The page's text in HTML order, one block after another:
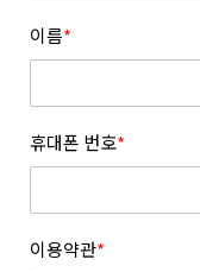
이름*
휴대폰 번호*
이용약관*